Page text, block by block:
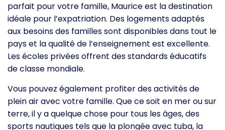
parfait pour votre famille, Maurice est la destination
idéale pour l’expatriation. Des logements adaptés
aux besoins des familles sont disponibles dans tout le
pays et la qualité de l’enseignement est excellente.
Les écoles privées offrent des standards éducatifs
de classe mondiale.
Vous pouvez également profiter des activités de
plein air avec votre famille. Que ce soit en mer ou sur
terre, il y a quelque chose pour tous les âges, des
sports nautiques tels que la plongée avec tuba, la